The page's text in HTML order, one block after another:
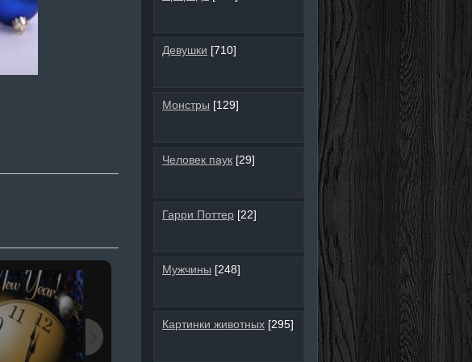
Девушки [710]
Монстры [129]
Человек паук [29]
Гарри Поттер [22]
Мужчины [248]
Картинки животных [295]